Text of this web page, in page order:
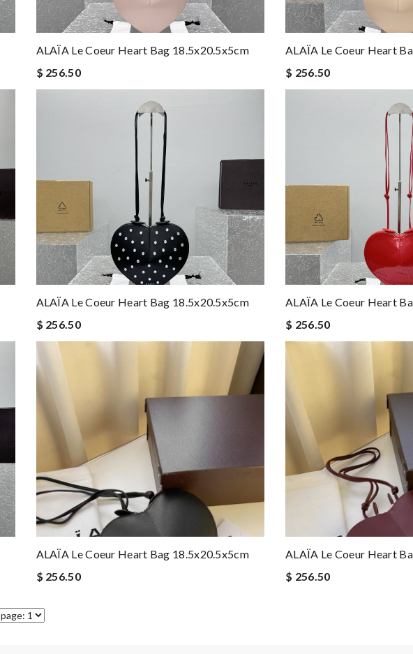
ALAÏA Le Coeur Heart Bag 18.5x20.5x5cm
$ 256.50
ALAÏA Le Coeur Heart
$ 256.50
ALAÏA Le Coeur Heart Bag 18.5x20.5x5cm
$ 256.50
ALAÏA Le Coeur Heart
$ 256.50
ALAÏA Le Coeur Heart Bag 18.5x20.5x5cm
$ 256.50
ALAÏA Le Coeur Heart
$ 256.50